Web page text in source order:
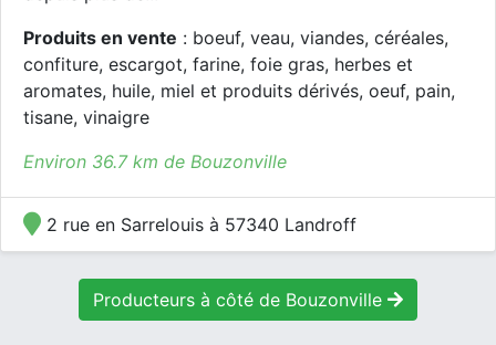
Produits en vente : boeuf, veau, viandes, céréales,
confiture, escargot, farine, foie gras, herbes et
aromates, huile, miel et produits dérivés, oeuf, pain,
tisane, vinaigre
Environ 36.7 km de Bouzonville
2 rue en Sarrelouis à 57340 Landroff
Producteurs à côté de Bouzonville